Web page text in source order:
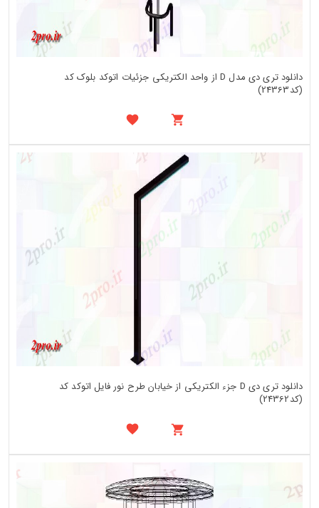
دانلود تری دی مدل D از واحد الکتریکی جزئیات اتوکد بلوک کد
(کد24363)
دانلود تری دی D جزء الکتریکی از خیابان طرح نور فایل اتوکد کد
(کد24362)